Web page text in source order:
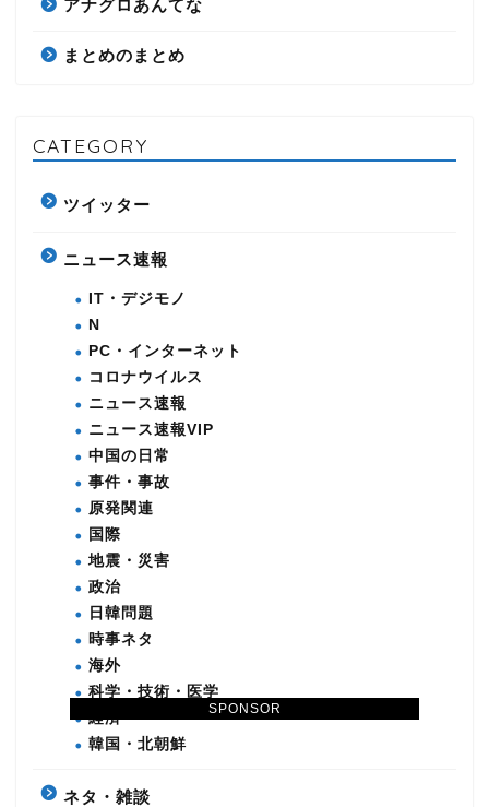
SPONSOR
アナグロあんてな
まとめのまとめ
CATEGORY
ツイッター
ニュース速報
IT・デジモノ
N
PC・インターネット
コロナウイルス
ニュース速報
ニュース速報VIP
中国の日常
事件・事故
原発関連
国際
地震・災害
政治
日韓問題
時事ネタ
海外
科学・技術・医学
経済
韓国・北朝鮮
ネタ・雑談